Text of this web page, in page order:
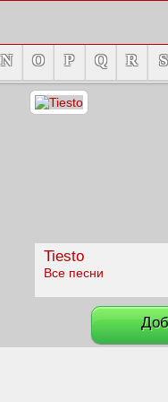
N O P Q R S
Tiesto
Все песни